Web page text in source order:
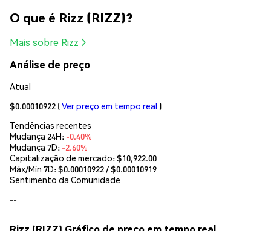
O que é Rizz (RIZZ)?
Mais sobre Rizz
Análise de preço
Atual
$0.00010922 (Ver preço em tempo real )
Tendências recentes
Mudança 24H: -0.40%
Mudança 7D: -2.60%
Capitalização de mercado:$10,922.00
Máx/Mín 7D: $0.00010922/ $0.00010919
Sentimento da Comunidade
--